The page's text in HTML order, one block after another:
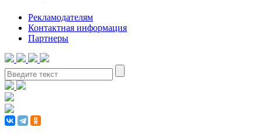
Рекламодателям
Контактная информация
Партнеры